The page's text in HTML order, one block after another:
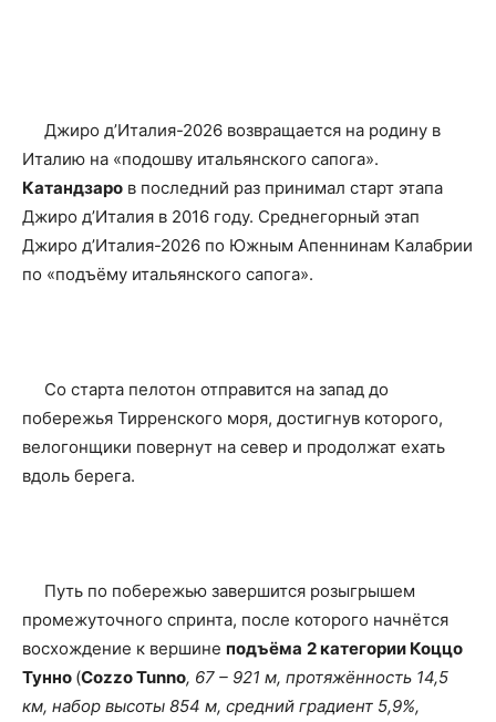
Джиро д’Италия-2026 возвращается на родину в
Италию на «подошву итальянского сапога».
Катандзаро в последний раз принимал старт этапа
Джиро д’Италия в 2016 году. Среднегорный этап
Джиро д’Италия-2026 по Южным Апеннинам Калабрии
по «подъёму итальянского сапога».
Со старта пелотон отправится на запад до
побережья Тирренского моря, достигнув которого,
велогонщики повернут на север и продолжат ехать
вдоль берега.
Путь по побережью завершится розыгрышем
промежуточного спринта, после которого начнётся
восхождение к вершине подъёма 2 категории Коццо
Тунно (Cozzo Tunno, 67 – 921 м, протяжённость 14,5
км, набор высоты 854 м, средний градиент 5,9%,